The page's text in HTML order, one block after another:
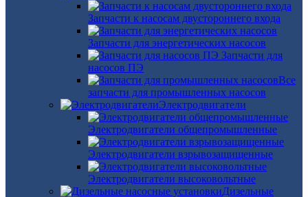
Запчасти к насосам двустороннего входа
Запчасти для энергетических насосов
Запчасти для
насосов ПЭ
Все
запчасти для промышленных насосов
Электродвигатели
Электродвигатели общепромышленные
Электродвигатели взрывозащищенные
Электродвигатели высоковольтные
Дизельные